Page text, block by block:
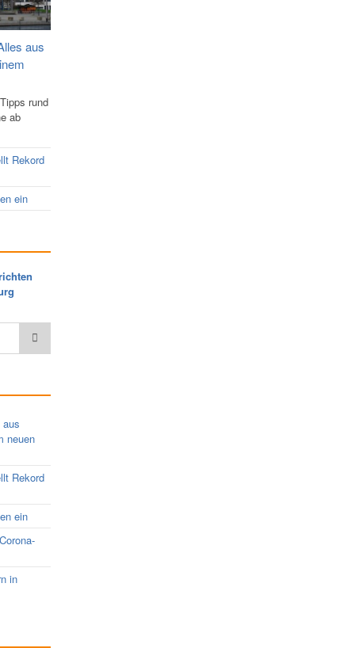
aus
rund
ab
Rekord
ein
neuen
Rekord
ein
in